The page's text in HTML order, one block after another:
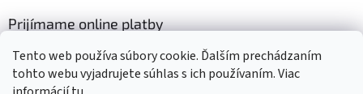
Tento web používa súbory cookie. Ďalším prechádzaním
tohto webu vyjadrujete súhlas s ich používaním. Viac
Prijímame online platby